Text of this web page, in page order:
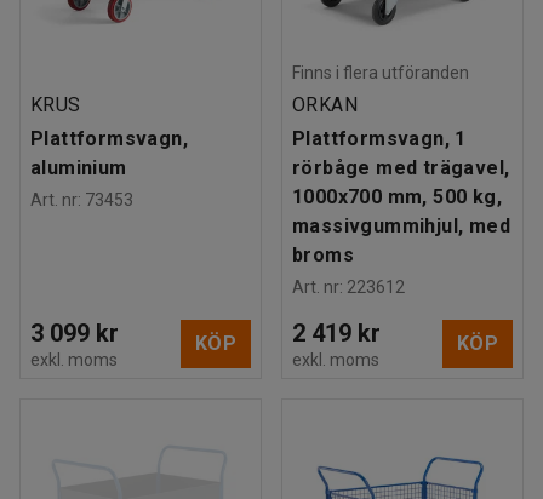
KRUS
Plattformsvagn,
aluminium
Art. nr: 73453
3 099 kr
exkl. moms
KÖP
Finns i flera utföranden
ORKAN
Plattformsvagn, 1
rörbåge med trägavel,
1000x700 mm, 500 kg,
massivgummihjul, med
broms
Art. nr: 223612
2 419 kr
exkl. moms
KÖP